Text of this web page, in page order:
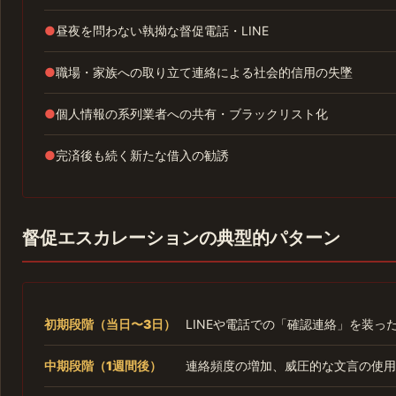
●昼夜を問わない執拗な督促電話・LINE
●職場・家族への取り立て連絡による社会的信用の失墜
●個人情報の系列業者への共有・ブラックリスト化
●完済後も続く新たな借入の勧誘
督促エスカレーションの典型的パターン
初期段階（当日〜3日） LINEや電話での「確認連絡」を装っ
中期段階（1週間後） 連絡頻度の増加、威圧的な文言の使用